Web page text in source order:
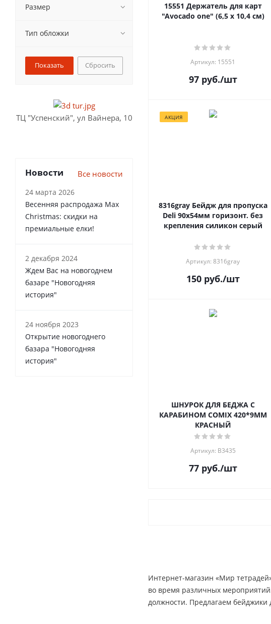
15551 Держатель для карт
"Avocado one" (6,5 х 10,4 см)
Артикул: 15551
97руб./шт
АКЦИЯ
8316gray Бейдж для пропуска
Deli 90х54мм горизонт. без
крепления силикон серый
Артикул: 8316gray
150руб./шт
ШНУРОК ДЛЯ БЕДЖА С
КАРАБИНОМ COMIX 420*9ММ
КРАСНЫЙ
Артикул: В3435
77руб./шт
Интернет-магазин «Мир
во время различных
должности. Предлагаем бейджики
Размер
Тип обложки
Сбросить
ТЦ "Успенский", ул Вайнера, 10
Новости Все новости
24 марта 2026
Весенняя распродажа Max
Christmas: скидки на
премиальные елки!
2 декабря 2024
Ждем Вас на новогоднем
базаре "Новогодняя
история"
24 ноября 2023
Открытие новогоднего
базара "Новогодняя
история"